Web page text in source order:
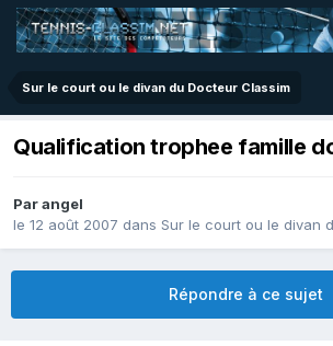
Sur le court ou le divan du Docteur Classim
Qualification trophee famille
Parangel
le 12 août 2007 dans Sur le court ou le divan
Répondre à ce sujet